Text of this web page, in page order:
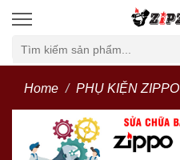
Home PHỤ KIỆN ZIPPO